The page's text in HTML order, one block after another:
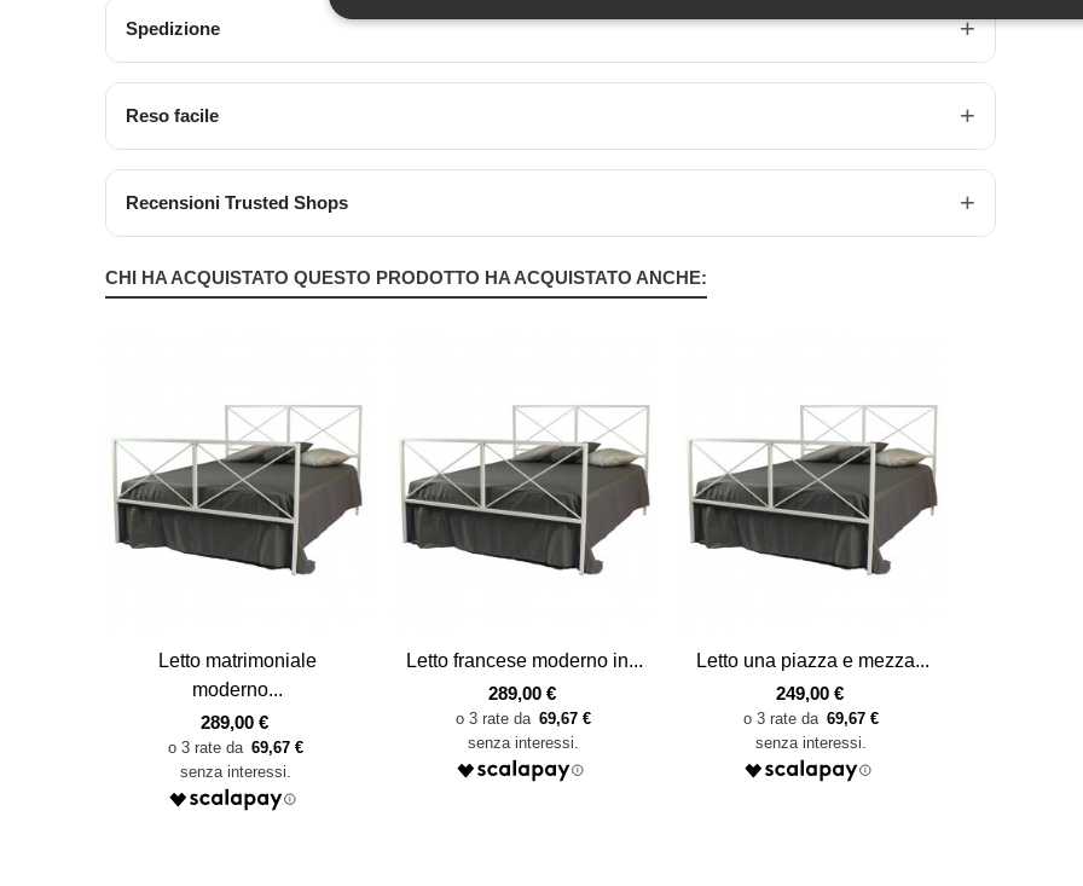
Spedizione
Reso facile
Recensioni Trusted Shops
CHI HA ACQUISTATO QUESTO PRODOTTO HA ACQUISTATO ANCHE:
Vista veloce
Letto matrimoniale
moderno...
289,00 €
69,67 €
Vista veloce
Letto francese moderno in...
289,00 €
69,67 €
Vista veloce
Letto una piazza e mezza...
249,00 €
69,67 €